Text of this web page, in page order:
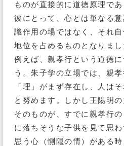
ものが直接的に道徳原理で
彼にとって、心とは単なる
識作用の場ではなく、それ
地位を占めるものとなりまし
例えば、親孝行という道徳
う。朱子学の立場では、親
「理」がまず存在し、人は
と努めます。しかし王陽明
そのものが、すでに親孝行
に落ちそうな子供を見て思
思う心（惻隠の情）がある